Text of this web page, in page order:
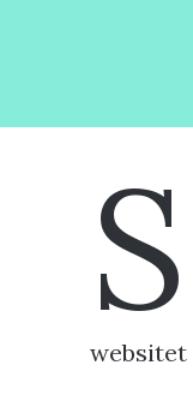
S
websitet